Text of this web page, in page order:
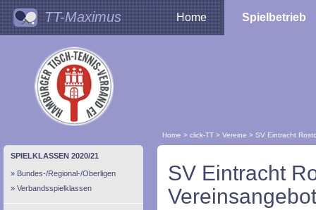
TT-Maximus Home Spielbetrieb
Home > click-TT > Vereine > SV Eintracht
SPIELKLASSEN 2020/21
Bundes-/Regional-/Oberligen
Verbandsspielklassen
SV Eintracht